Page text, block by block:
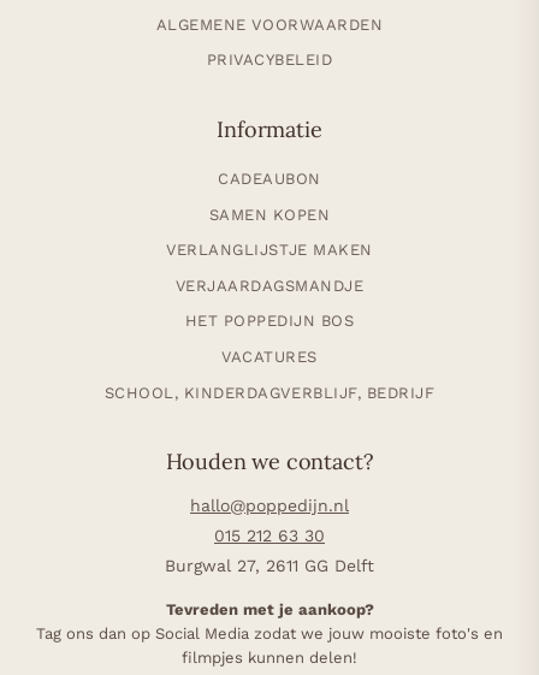
ALGEMENE VOORWAARDEN
PRIVACYBELEID
Informatie
CADEAUBON
SAMEN KOPEN
VERLANGLIJSTJE MAKEN
VERJAARDAGSMANDJE
HET POPPEDIJN BOS
VACATURES
SCHOOL, KINDERDAGVERBLIJF, BEDRIJF
Houden we contact?
hallo@poppedijn.nl
015 212 63 30
Burgwal 27, 2611 GG Delft
Tevreden met je aankoop?
Tag ons dan op Social Media zodat we jouw mooiste foto's en
filmpjes kunnen delen!